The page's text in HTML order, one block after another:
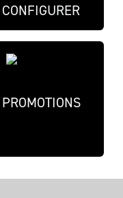
CONFIGURER
PROMOTIONS